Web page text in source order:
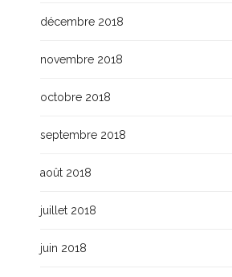
décembre 2018
novembre 2018
octobre 2018
septembre 2018
août 2018
juillet 2018
juin 2018